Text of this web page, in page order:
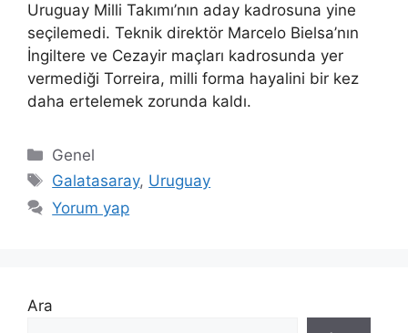
Uruguay Milli Takımı’nın aday kadrosuna yine
seçilemedi. Teknik direktör Marcelo Bielsa’nın
İngiltere ve Cezayir maçları kadrosunda yer
vermediği Torreira, milli forma hayalini bir kez
daha ertelemek zorunda kaldı.
Kategoriler
Genel
Etiketler
Galatasaray, Uruguay
Yorum yap
Ara